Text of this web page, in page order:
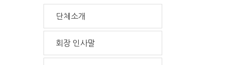
단체소개
회장 인사말